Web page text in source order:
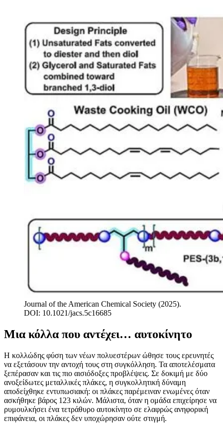
Journal of the American Chemical Society (2025).
DOI: 10.1021/jacs.5c16685
Μια κόλλα που αντέχει… αυτοκίνητο
Η κολλώδης φύση των νέων πολυεστέρων ώθησε τους ερευνητές
να εξετάσουν την αντοχή τους στη συγκόλληση. Τα αποτελέσματα
ξεπέρασαν και τις πιο αισιόδοξες προβλέψεις. Σε δοκιμή με δύο
ανοξείδωτες μεταλλικές πλάκες, η συγκολλητική δύναμη
αποδείχθηκε εντυπωσιακή: οι πλάκες παρέμειναν ενωμένες όταν
ασκήθηκε βάρος 123 κιλών. Μάλιστα, όταν η ομάδα επιχείρησε να
ρυμουλκήσει ένα τετράθυρο αυτοκίνητο σε ελαφρώς ανηφορική
επιφάνεια, οι πλάκες δεν υποχώρησαν ούτε στιγμή.